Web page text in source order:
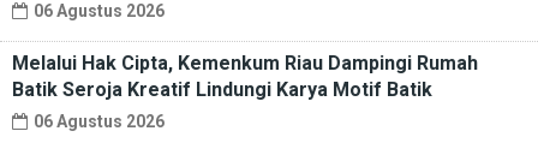
06 Agustus 2026
Melalui Hak Cipta, Kemenkum Riau Dampingi Rumah
Batik Seroja Kreatif Lindungi Karya Motif Batik
06 Agustus 2026